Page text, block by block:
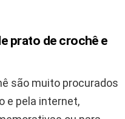
prato de crochê e
são muito procurados
e pela internet,